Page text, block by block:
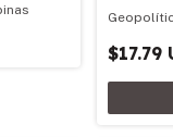
$17.79